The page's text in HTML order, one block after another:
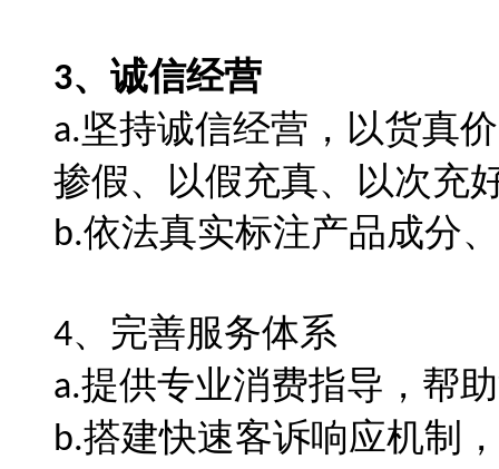
3、 诚信经营
a.坚持诚信经营，以货真
掺假、以假充真、以次充
b.依法真实标注产品成分
4、 完善服务体系
a.提供专业消费指导，帮
b.搭建快速客诉响应机制